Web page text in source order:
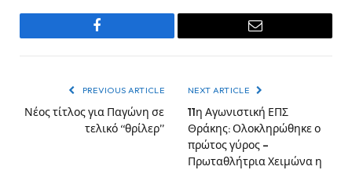
Facebook Email
PREVIOUS ARTICLE
Νέος τίτλος για Παγώνη σε
τελικό “θρίλερ”
NEXT ARTICLE
11η Αγωνιστική ΕΠΣ
Θράκης: Ολοκληρώθηκε ο
πρώτος γύρος –
Πρωταθλήτρια Χειμώνα η